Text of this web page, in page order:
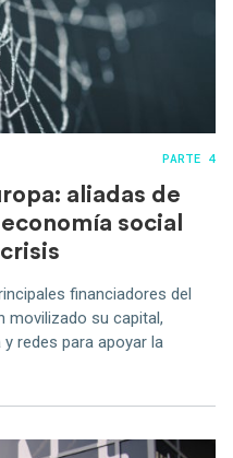
PARTE 4
aliadas de
social
financiadores del
movilizado su capital,
redes para apoyar la